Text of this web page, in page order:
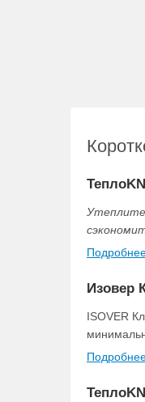
Изовер
ISOVER